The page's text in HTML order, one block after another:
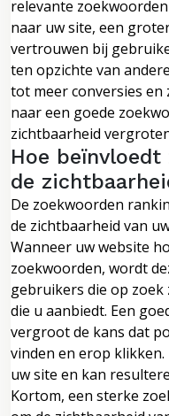
relevante
naar uw site, een
vertrouwen bij
ten opzichte van
tot meer conversies en
naar een goede
zichtbaarheid
Hoe
de
De zoekwoorden
de zichtbaarheid van
Wanneer uw website
zoekwoorden, wordt
gebruikers die op
die u aanbiedt. Een
vergroot de kans dat
vinden en erop
uw site en kan
Kortom, een sterke